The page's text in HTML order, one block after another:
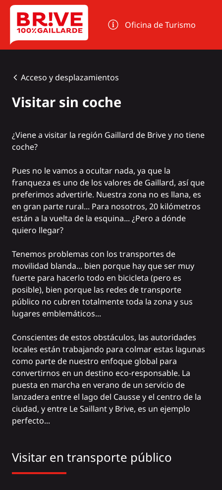
Panel de gestión de cookies
Oficina de Turismo
Acceso y desplazamientos
Visitar sin coche
¿Viene a visitar la región Gaillard de Brive y no tiene
coche?
Pues no le vamos a ocultar nada, ya que la
franqueza es uno de los valores de Gaillard, así que
preferimos advertirle. Nuestra zona no es llana, es
en gran parte rural... Para nosotros, 20 kilómetros
están a la vuelta de la esquina... ¿Pero a dónde
quiero llegar?
Tenemos problemas con los transportes de
movilidad blanda... bien porque hay que ser muy
fuerte para hacerlo todo en bicicleta (pero es
posible), bien porque las redes de transporte
público no cubren totalmente toda la zona y sus
lugares emblemáticos...
Conscientes de estos obstáculos, las autoridades
locales están trabajando para colmar estas lagunas
como parte de nuestro enfoque global para
convertirnos en un destino eco-responsable. La
puesta en marcha en verano de un servicio de
lanzadera entre el lago del Causse y el centro de la
ciudad, y entre Le Saillant y Brive, es un ejemplo
perfecto...
Visitar en transporte público